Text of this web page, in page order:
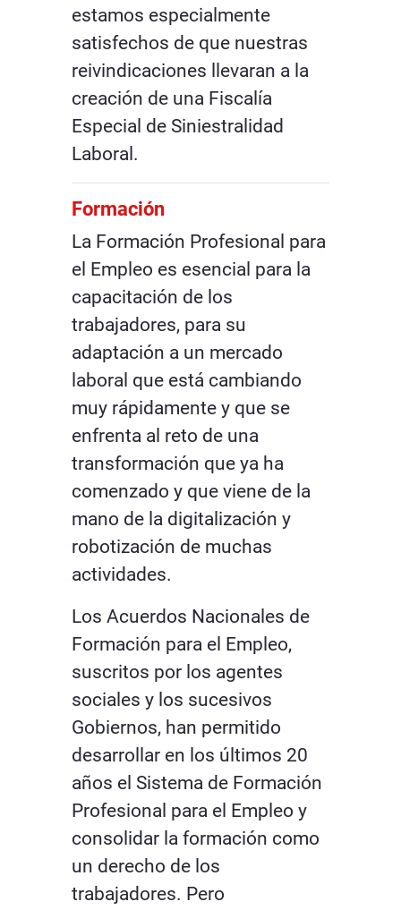
estamos especialmente
satisfechos de que nuestras
reivindicaciones llevaran a la
creación de una Fiscalía
Especial de Siniestralidad
Laboral.
Formación
La Formación Profesional para
el Empleo es esencial para la
capacitación de los
trabajadores, para su
adaptación a un mercado
laboral que está cambiando
muy rápidamente y que se
enfrenta al reto de una
transformación que ya ha
comenzado y que viene de la
mano de la digitalización y
robotización de muchas
actividades.
Los Acuerdos Nacionales de
Formación para el Empleo,
suscritos por los agentes
sociales y los sucesivos
Gobiernos, han permitido
desarrollar en los últimos 20
años el Sistema de Formación
Profesional para el Empleo y
consolidar la formación como
un derecho de los
trabajadores. Pero